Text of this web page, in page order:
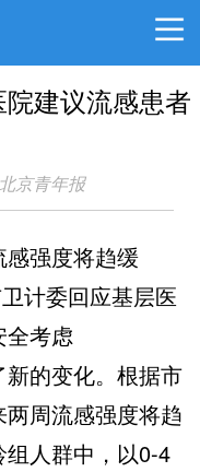
建议流感患者
京青年报
强度将趋缓
计委回应基层医
全考虑
的变化。根据市
周流感强度将趋
人群中，以0-4